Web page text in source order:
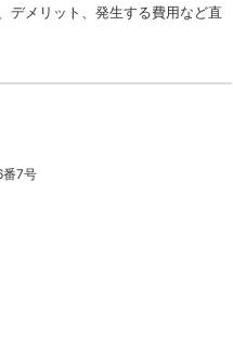
デメリット、発生する費用など直
番7号